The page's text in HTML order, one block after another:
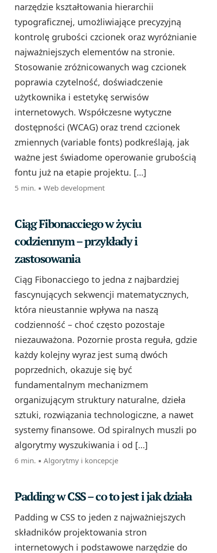
narzędzie kształtowania hierarchii
typograficznej, umożliwiające precyzyjną
kontrolę grubości czcionek oraz wyróżnianie
najważniejszych elementów na stronie.
Stosowanie zróżnicowanych wag czcionek
poprawia czytelność, doświadczenie
użytkownika i estetykę serwisów
internetowych. Współczesne wytyczne
dostępności (WCAG) oraz trend czcionek
zmiennych (variable fonts) podkreślają, jak
ważne jest świadome operowanie grubością
fontu już na etapie projektu. […]
5 min. ▪ Web development
Ciąg Fibonacciego w życiu
codziennym – przykłady i
zastosowania
Ciąg Fibonacciego to jedna z najbardziej
fascynujących sekwencji matematycznych,
która nieustannie wpływa na naszą
codzienność – choć często pozostaje
niezauważona. Pozornie prosta reguła, gdzie
każdy kolejny wyraz jest sumą dwóch
poprzednich, okazuje się być
fundamentalnym mechanizmem
organizującym struktury naturalne, dzieła
sztuki, rozwiązania technologiczne, a nawet
systemy finansowe. Od spiralnych muszli po
algorytmy wyszukiwania i od […]
6 min. ▪ Algorytmy i koncepcje
Padding w CSS – co to jest i jak działa
Padding w CSS to jeden z najważniejszych
składników projektowania stron
internetowych i podstawowe narzędzie do